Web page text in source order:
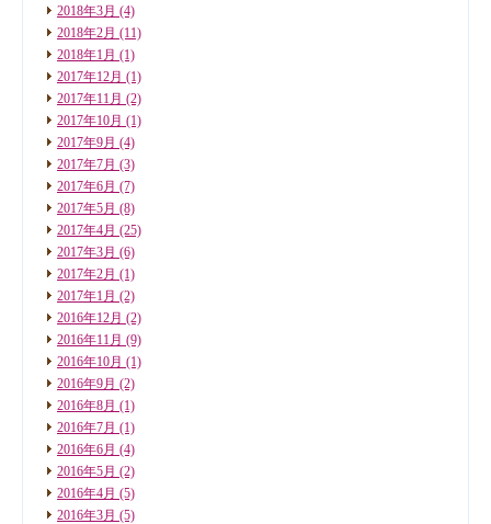
2018年3月 (4)
2018年2月 (11)
2018年1月 (1)
2017年12月 (1)
2017年11月 (2)
2017年10月 (1)
2017年9月 (4)
2017年7月 (3)
2017年6月 (7)
2017年5月 (8)
2017年4月 (25)
2017年3月 (6)
2017年2月 (1)
2017年1月 (2)
2016年12月 (2)
2016年11月 (9)
2016年10月 (1)
2016年9月 (2)
2016年8月 (1)
2016年7月 (1)
2016年6月 (4)
2016年5月 (2)
2016年4月 (5)
2016年3月 (5)